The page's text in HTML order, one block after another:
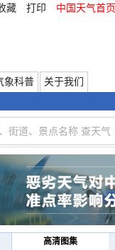
藏 打印 中国天气首页
象科普
关于我们
高清图集